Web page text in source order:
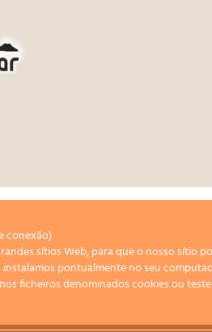
conexão)
sítios Web, para que o nosso sítio
pontualmente no seu
ficheiros denominados cookies ou